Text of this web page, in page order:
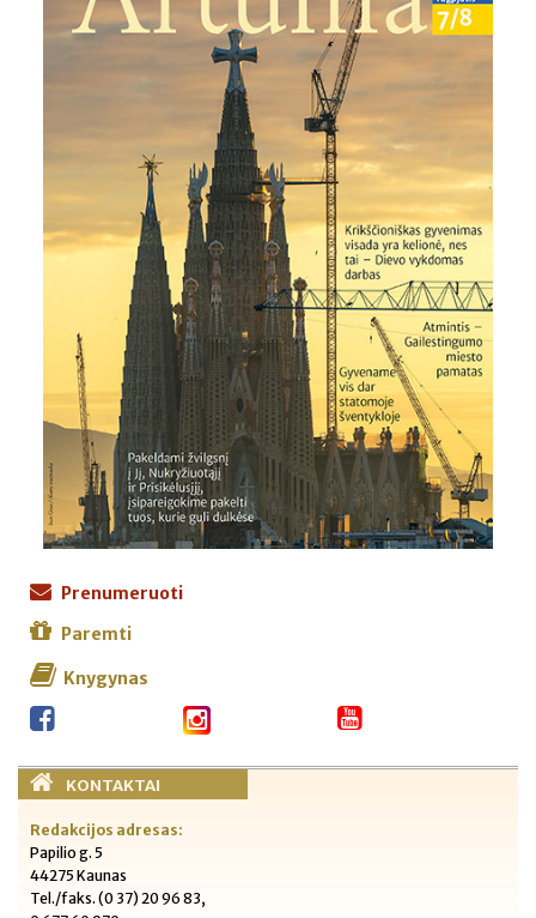
Prenumeruoti
Paremti
Knygynas
KONTAKTAI
Redakcijos adresas:
Papilio g. 5
44275 Kaunas
Tel./faks. (0 37) 20 96 83,